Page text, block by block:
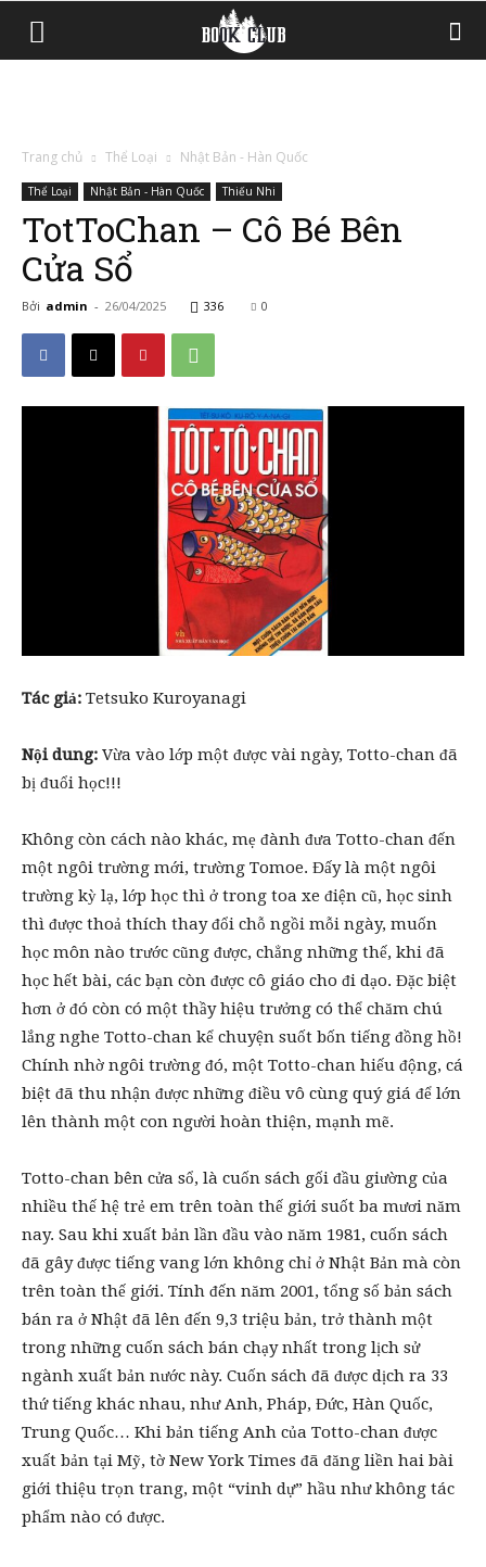
Trang chủ Thể Loại Nhật Bản - Hàn Quốc
Thể Loại Nhật Bản - Hàn Quốc Thiếu Nhi
TotToChan – Cô Bé Bên
Cửa Sổ
Bởi admin - 26/04/2025 336 0
Tác giả: Tetsuko Kuroyanagi
Nội dung: Vừa vào lớp một được vài ngày, Totto-chan đã
bị đuổi học!!!
Không còn cách nào khác, mẹ đành đưa Totto-chan đến
một ngôi trường mới, trường Tomoe. Đấy là một ngôi
trường kỳ lạ, lớp học thì ở trong toa xe điện cũ, học sinh
thì được thoả thích thay đổi chỗ ngồi mỗi ngày, muốn
học môn nào trước cũng được, chẳng những thế, khi đã
học hết bài, các bạn còn được cô giáo cho đi dạo. Đặc biệt
hơn ở đó còn có một thầy hiệu trưởng có thể chăm chú
lắng nghe Totto-chan kể chuyện suốt bốn tiếng đồng hồ!
Chính nhờ ngôi trường đó, một Totto-chan hiếu động, cá
biệt đã thu nhận được những điều vô cùng quý giá để lớn
lên thành một con người hoàn thiện, mạnh mẽ.
Totto-chan bên cửa sổ, là cuốn sách gối đầu giường của
nhiều thế hệ trẻ em trên toàn thế giới suốt ba mươi năm
nay. Sau khi xuất bản lần đầu vào năm 1981, cuốn sách
đã gây được tiếng vang lớn không chỉ ở Nhật Bản mà còn
trên toàn thế giới. Tính đến năm 2001, tổng số bản sách
bán ra ở Nhật đã lên đến 9,3 triệu bản, trở thành một
trong những cuốn sách bán chạy nhất trong lịch sử
ngành xuất bản nước này. Cuốn sách đã được dịch ra 33
thứ tiếng khác nhau, như Anh, Pháp, Đức, Hàn Quốc,
Trung Quốc… Khi bản tiếng Anh của Totto-chan được
xuất bản tại Mỹ, tờ New York Times đã đăng liền hai bài
giới thiệu trọn trang, một “vinh dự” hầu như không tác
phẩm nào có được.